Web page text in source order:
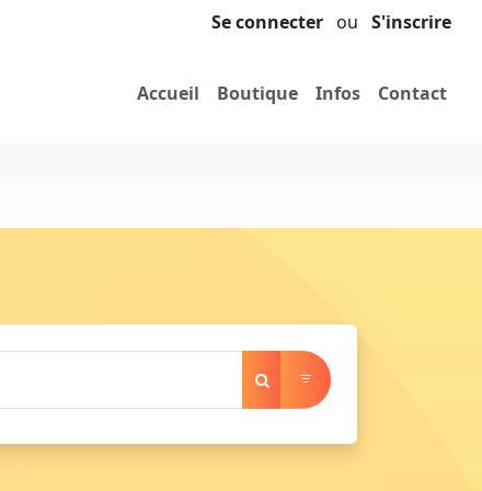
Se connecter ou S'inscrire
Accueil Boutique Infos Contact